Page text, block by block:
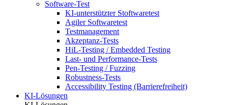
Software-Test
KI-unterstützter Stoftwaretest
Agiler Softwaretest
Testmanagement
Akzeptanz-Tests
HiL-Testing / Embedded Testing
Last- und Performance-Tests
Pen-Testing / Fuzzing
Robustness-Tests
Accessibility Testing (Barrierefreiheit)
KI-Lösungen